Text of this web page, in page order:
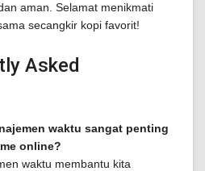
aman. Selamat menikmati
secangkir kopi favorit!
Asked
waktu sangat penting
online?
waktu membantu kita